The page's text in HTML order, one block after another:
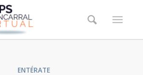
ENTÉRATE